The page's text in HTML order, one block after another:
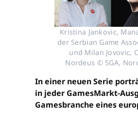
Kristina Jankovic,
der Serbian Game
und Milan Jovovic,
Nordeus © SGA,
In einer neuen Serie
in jeder GamesMarkt-
Gamesbranche eines